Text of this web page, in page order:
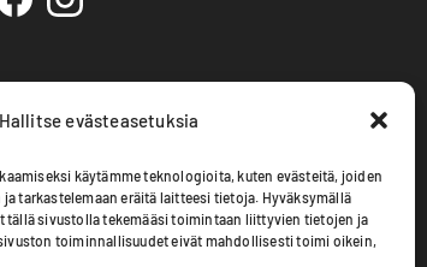
Hallitse evästeasetuksia
käytämme teknologioita, kuten evästeitä, joiden
tarkastelemaan eräitä laitteesi tietoja. Hyväksymällä
sivustolla tekemääsi toimintaan liittyvien tietojen ja
toiminnallisuudet eivät mahdollisesti toimi oikein,